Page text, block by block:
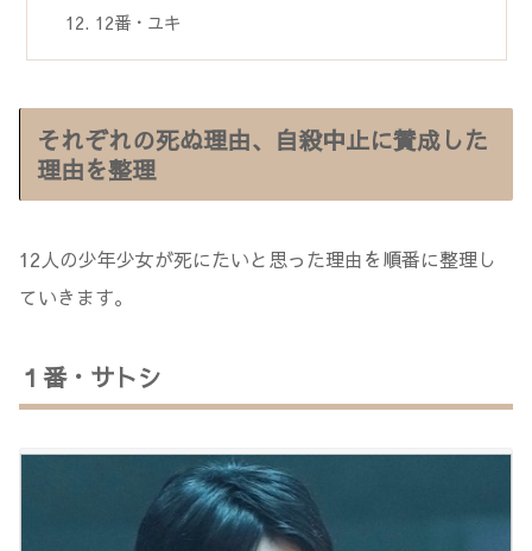
12番・ユキ
それぞれの死ぬ理由、自殺中止に賛成した
理由を整理
12人の少年少女が死にたいと思った理由を順番に整理し
ていきます。
１番・サトシ